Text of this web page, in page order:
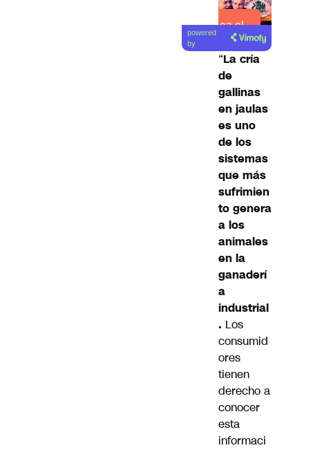
Lea el
artículo
powered
by
“La cría
de
gallinas
en jaulas
es uno
de los
sistemas
que más
sufrimien
to genera
a los
animales
en la
ganaderí
a
industrial
. Los
consumid
ores
tienen
derecho a
conocer
esta
informaci